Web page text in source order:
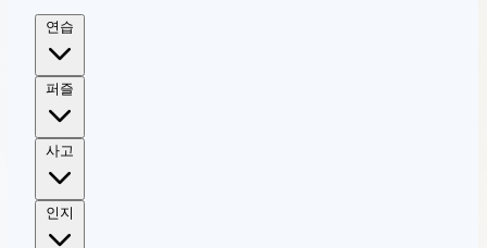
연습
퍼즐
사고
인지